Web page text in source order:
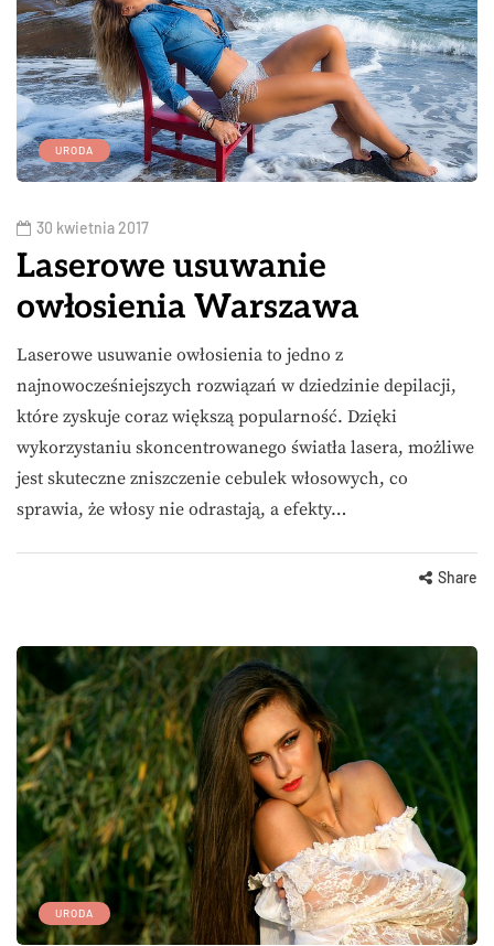
URODA
30 kwietnia 2017
Laserowe usuwanie
owłosienia Warszawa
Laserowe usuwanie owłosienia to jedno z
najnowocześniejszych rozwiązań w dziedzinie depilacji,
które zyskuje coraz większą popularność. Dzięki
wykorzystaniu skoncentrowanego światła lasera, możliwe
jest skuteczne zniszczenie cebulek włosowych, co
sprawia, że włosy nie odrastają, a efekty…
Share
URODA